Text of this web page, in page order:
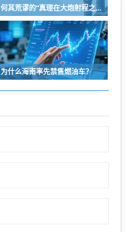
何其荒谬的“真理在大炮射程之内”
为什么海南率先禁售燃油车？